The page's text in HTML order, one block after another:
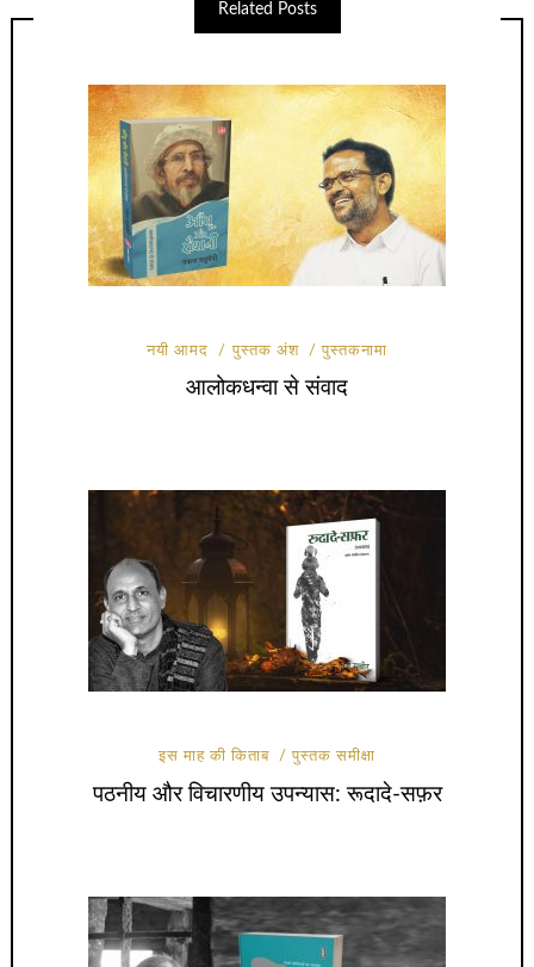
Related Posts
नयी आमद पुस्तक अंश पुस्तकनामा
आलोकधन्वा से संवाद
इस माह की किताब पुस्तक समीक्षा
पठनीय और विचारणीय उपन्यास: रूदादे-सफ़र